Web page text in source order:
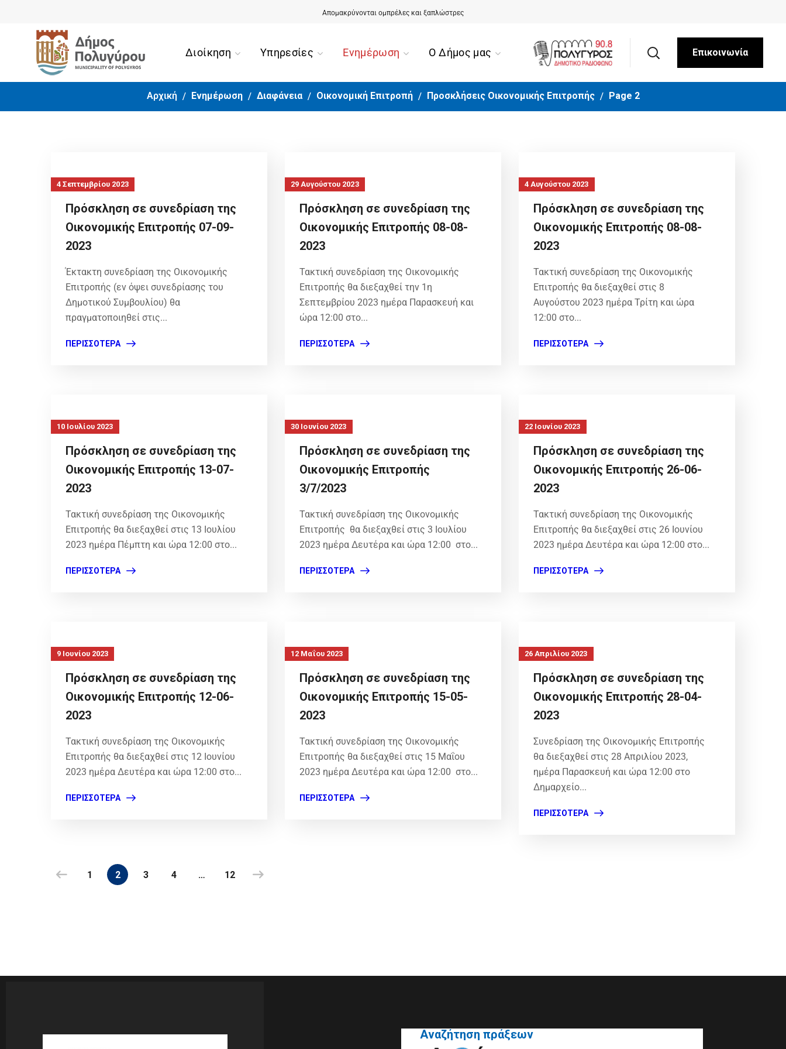
Απομακρύνονται ομπρέλες και ξαπλώστρες
Αίσιο τέλος για την περιπέτεια της 90χρονης από την Ορμύλια
Διοίκηση Υπηρεσίες Ενημέρωση Ο Δήμος μας Επικοινωνία
Αρχική Ενημέρωση Διαφάνεια Οικονομική Επιτροπή Προσκλήσεις Οικονομικής Επιτροπής Page 2
4 Σεπτεμβρίου 2023
Πρόσκληση σε συνεδρίαση της
Οικονομικής Επιτροπής 07-09-
2023
Έκτακτη συνεδρίαση της Οικονομικής
Επιτροπής (εν όψει συνεδρίασης του
Δημοτικού Συμβουλίου) θα
πραγματοποιηθεί στις...
ΠΕΡΙΣΣΌΤΕΡΑ
29 Αυγούστου 2023
Πρόσκληση σε συνεδρίαση της
Οικονομικής Επιτροπής 08-08-
2023
Τακτική συνεδρίαση της Οικονομικής
Επιτροπής θα διεξαχθεί την 1η
Σεπτεμβρίου 2023 ημέρα Παρασκευή και
ώρα 12:00 στο...
ΠΕΡΙΣΣΌΤΕΡΑ
4 Αυγούστου 2023
Πρόσκληση σε συνεδρίαση της
Οικονομικής Επιτροπής 08-08-
2023
Τακτική συνεδρίαση της Οικονομικής
Επιτροπής θα διεξαχθεί στις 8
Αυγούστου 2023 ημέρα Τρίτη και ώρα
12:00 στο...
ΠΕΡΙΣΣΌΤΕΡΑ
10 Ιουλίου 2023
Πρόσκληση σε συνεδρίαση της
Οικονομικής Επιτροπής 13-07-
2023
Τακτική συνεδρίαση της Οικονομικής
Επιτροπής θα διεξαχθεί στις 13 Ιουλίου
2023 ημέρα Πέμπτη και ώρα 12:00 στο...
ΠΕΡΙΣΣΌΤΕΡΑ
30 Ιουνίου 2023
Πρόσκληση σε συνεδρίαση της
Οικονομικής Επιτροπής
3/7/2023
Τακτική συνεδρίαση της Οικονομικής
Επιτροπής θα διεξαχθεί στις 3 Ιουλίου
2023 ημέρα Δευτέρα και ώρα 12:00 στο...
ΠΕΡΙΣΣΌΤΕΡΑ
22 Ιουνίου 2023
Πρόσκληση σε συνεδρίαση της
Οικονομικής Επιτροπής 26-06-
2023
Τακτική συνεδρίαση της Οικονομικής
Επιτροπής θα διεξαχθεί στις 26 Ιουνίου
2023 ημέρα Δευτέρα και ώρα 12:00 στο...
ΠΕΡΙΣΣΌΤΕΡΑ
9 Ιουνίου 2023
Πρόσκληση σε συνεδρίαση της
Οικονομικής Επιτροπής 12-06-
2023
Τακτική συνεδρίαση της Οικονομικής
Επιτροπής θα διεξαχθεί στις 12 Ιουνίου
2023 ημέρα Δευτέρα και ώρα 12:00 στο...
ΠΕΡΙΣΣΌΤΕΡΑ
12 Μαΐου 2023
Πρόσκληση σε συνεδρίαση της
Οικονομικής Επιτροπής 15-05-
2023
Τακτική συνεδρίαση της Οικονομικής
Επιτροπής θα διεξαχθεί στις 15 Μαΐου
2023 ημέρα Δευτέρα και ώρα 12:00 στο...
ΠΕΡΙΣΣΌΤΕΡΑ
26 Απριλίου 2023
Πρόσκληση σε συνεδρίαση της
Οικονομικής Επιτροπής 28-04-
2023
Συνεδρίαση της Οικονομικής Επιτροπής
θα διεξαχθεί στις 28 Απριλίου 2023,
ημέρα Παρασκευή και ώρα 12:00 στο
Δημαρχείο...
ΠΕΡΙΣΣΌΤΕΡΑ
1 2 3 4 … 12
Αναζήτηση πράξεων